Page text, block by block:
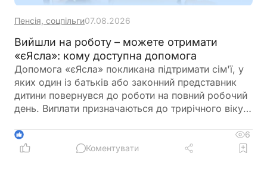
Пенсія, соцпільги07.08.2026
Вийшли на роботу – можете отримати
«єЯсла»: кому доступна допомога
Допомога «єЯсла» покликана підтримати сім'ї, у
яких один із батьків або законний представник
дитини повернувся до роботи на повний робочий
день. Виплати призначаються до трирічного віку
місяців після виникнення права, їх можуть
нарахувати за попередній період
1
6
Коментувати